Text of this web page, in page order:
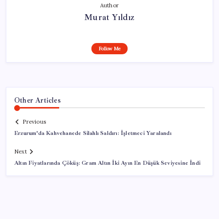
Author
Murat Yıldız
Follow Me
Other Articles
Previous
Erzurum’da Kahvehanede Silahlı Saldırı: İşletmeci Yaralandı
Next
Altın Fiyatlarında Çöküş: Gram Altın İki Ayın En Düşük Seviyesine İndi